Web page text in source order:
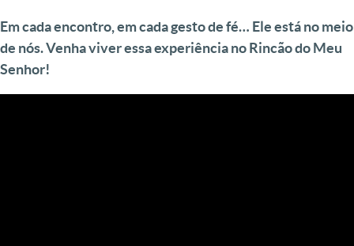
Em cada encontro, em cada gesto de fé… Ele está no meio
de nós. Venha viver essa experiência no Rincão do Meu
Senhor!